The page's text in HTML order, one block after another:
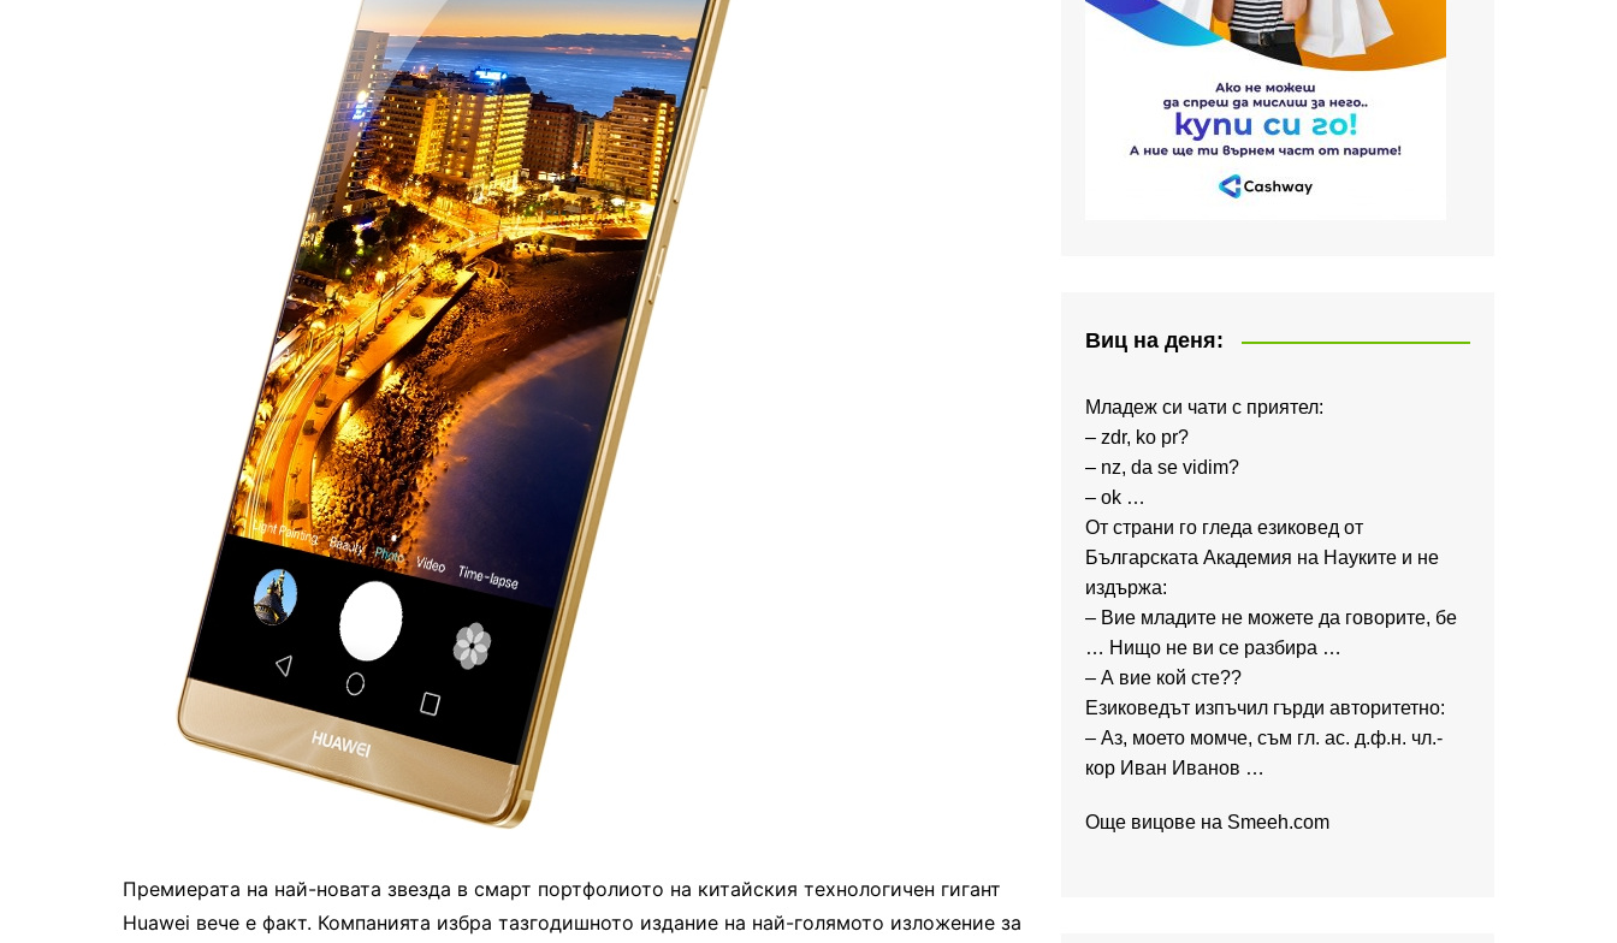
Премиерата на най-новата звезда в смарт портфолиото на китайския технологичен гигант
Huawei вече е факт. Компанията избра тазгодишното издание на най-голямото изложение за
Виц на деня:
Младеж си чати с приятел:
– zdr, ko pr?
– nz, da se vidim?
– ok …
От страни го гледа езиковед от
Българската Академия на Науките и не
издържа:
– Вие младите не можете да говорите, бе
… Нищо не ви се разбира …
– А вие кой сте??
Езиковедът изпъчил гърди авторитетно:
– Аз, моето момче, съм гл. ас. д.ф.н. чл.-
кор Иван Иванов …
Още вицове на Smeeh.com